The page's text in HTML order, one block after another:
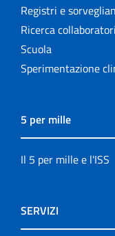
Registri e
Ricerca collaboratori
Scuola
Sperimentazione
5 per mille
Il 5 per mille e l'ISS
SERVIZI